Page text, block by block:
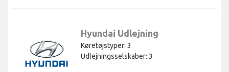
Hyundai Udlejning
Køretøjstyper: 3
Udlejningsselskaber: 3